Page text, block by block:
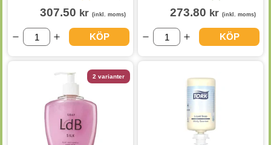
307.50 kr (inkl. moms)
KÖP
273.80 kr (inkl. moms)
KÖP
2 varianter